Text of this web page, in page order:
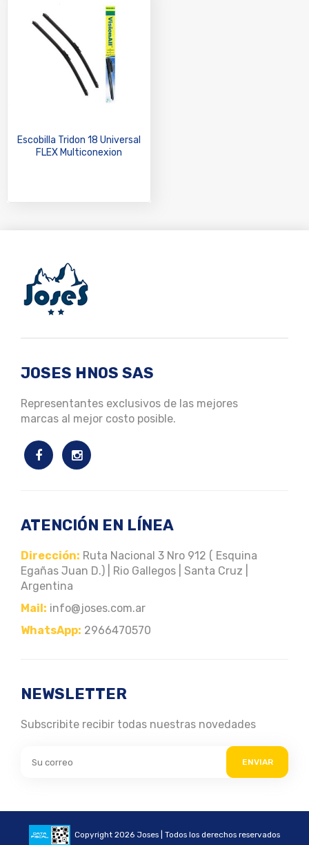
Escobilla Tridon 18 Universal
FLEX Multiconexion
JOSES HNOS SAS
Representantes exclusivos de las mejores
marcas al mejor costo posible.
ATENCIÓN EN LÍNEA
Dirección: Ruta Nacional 3 Nro 912 ( Esquina
Egañas Juan D.) | Rio Gallegos | Santa Cruz |
Argentina
Mail: info@joses.com.ar
WhatsApp: 2966470570
NEWSLETTER
Subscribite recibir todas nuestras novedades
ENVIAR
Copyright 2026 Joses | Todos los derechos reservados